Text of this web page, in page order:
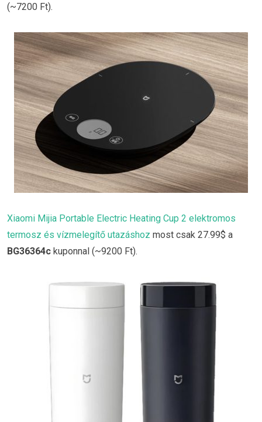
(~7200 Ft).
Xiaomi Mijia Portable Electric Heating Cup 2 elektromos
termosz és vízmelegítő utazáshoz most csak 27.99$ a
BG36364c kuponnal (~9200 Ft).